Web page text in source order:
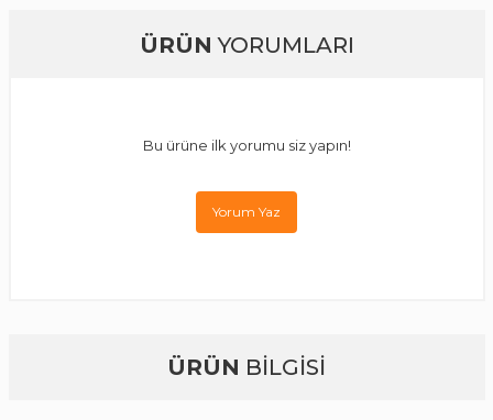
ÜRÜN YORUMLARI
Bu ürüne ilk yorumu siz yapın!
Yorum Yaz
ÜRÜN BİLGİSİ